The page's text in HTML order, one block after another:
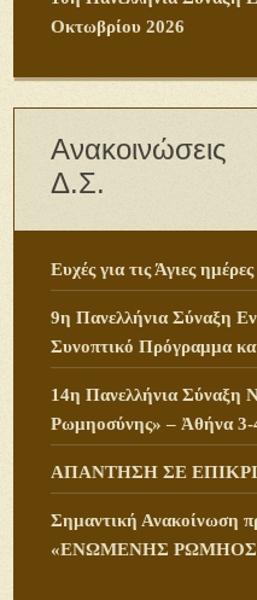
Οκτωβρίου 2026
Ανακοινώσεις
Δ.Σ.
Ευχές για τις Άγιες
9η Πανελλήνια Σύναξη
Συνοπτικό Πρόγραμμα
14η Πανελλήνια Σύναξη
Ρωμηοσύνης» – Ἀθήνα
ΑΠΑΝΤΗΣΗ ΣΕ
Σημαντική Ανακοίνωση
«ΕΝΩΜΕΝΗΣ